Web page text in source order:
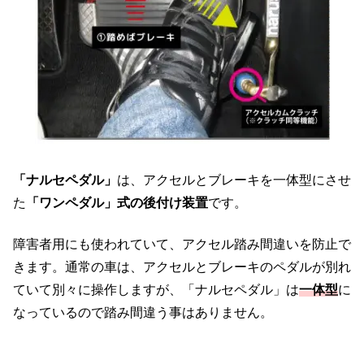
「ナルセペダル」 は、アクセルとブレーキを一体型にさせ
た
「ワンペダル」式の後付け装置です。
障害者用にも使われていて、アクセル踏み間違いを防止で
きます。通常の車は、アクセルとブレーキのペダルが別れ
ていて別々に操作しますが、「ナルセペダル」は一体型に
なっているので踏み間違う事はありません。